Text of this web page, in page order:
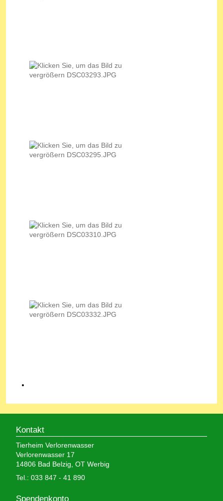
Kontakt
Tierheim Verlorenwasser
Verlorenwasser 17
14806 Bad Belzig, OT Werbig
Tel.: 033 847 - 41 890
Spendenkonto